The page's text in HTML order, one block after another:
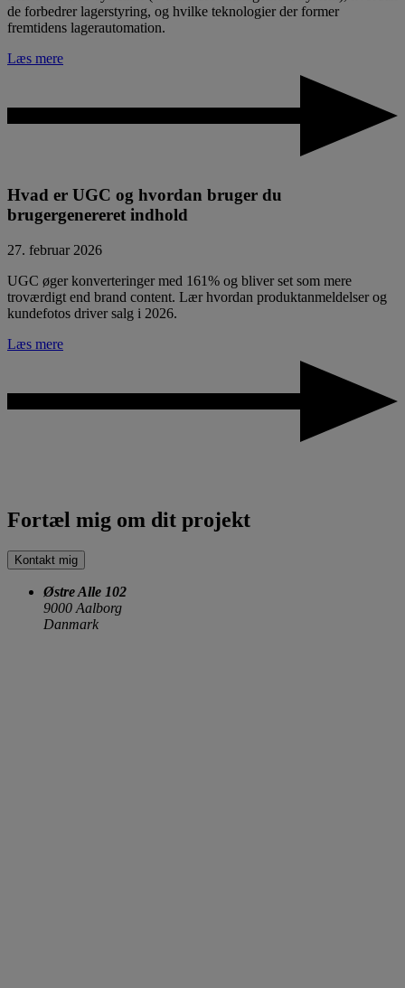
de forbedrer lagerstyring, og hvilke teknologier der former
fremtidens lagerautomation.
Læs mere
Hvad er UGC og hvordan bruger du
brugergenereret indhold
27. februar 2026
UGC øger konverteringer med 161% og bliver set som mere
troværdigt end brand content. Lær hvordan produktanmeldelser og
kundefotos driver salg i 2026.
Læs mere
Fortæl mig om dit projekt
Kontakt mig
Østre Alle 102
9000 Aalborg
Danmark